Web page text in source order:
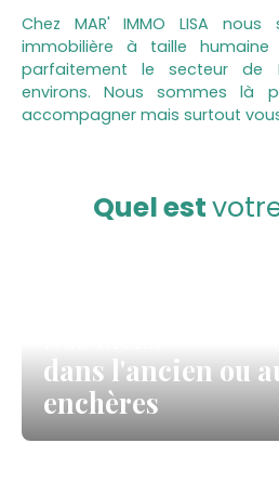
Chez MAR' IMMO LISA
immobilière à taille
parfaitement le secteur de
environs. Nous sommes là
accompagner mais surtout
Quel est
dans l'ancien ou
enchères